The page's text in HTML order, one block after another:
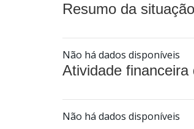
Resumo da
Não há dados disponíveis
Atividade
Não há dados disponíveis